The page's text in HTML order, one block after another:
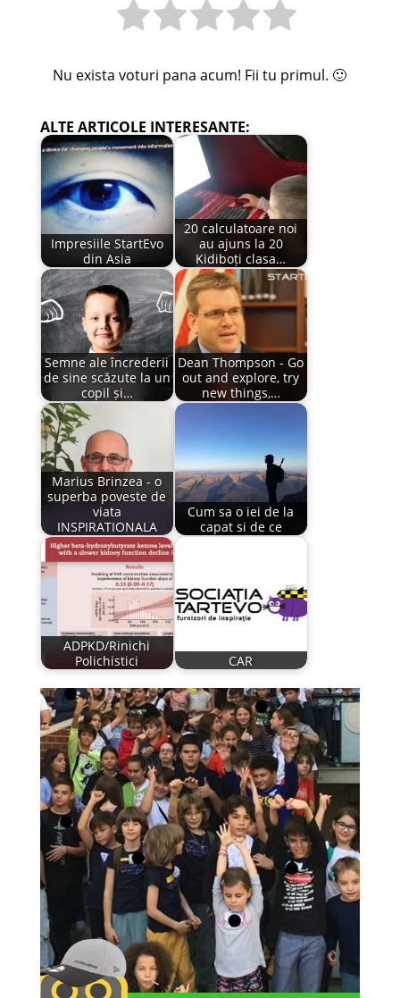
Nu exista voturi pana acum! Fii tu primul. 🙂
ALTE ARTICOLE INTERESANTE:
Impresiile StartEvo
din Asia
20 calculatoare noi
au ajuns la 20
Kidiboți clasa…
Semne ale încrederii
de sine scăzute la un
copil și…
Dean Thompson - Go
out and explore, try
new things,…
Marius Brinzea - o
superba poveste de
viata
INSPIRATIONALA
Cum sa o iei de la
capat si de ce
ADPKD/Rinichi
Polichistici
CAR